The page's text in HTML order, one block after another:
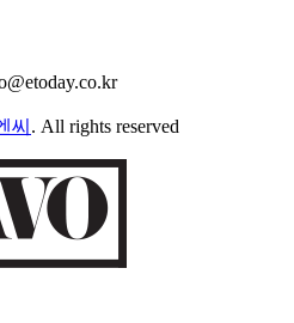
씨 . All rights reserved